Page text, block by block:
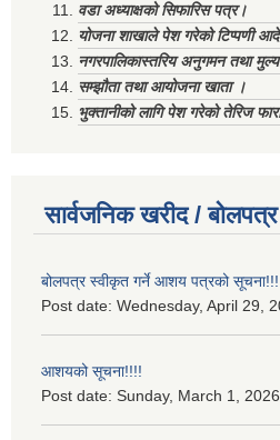
वडा अध्याक्षको सिफारिस पत्र।
योजना शाखाले पेश गरेको टिप्पणी
नगरपालिकास्तरिय अनुगमन तथा
सम्झौता तथा आयोजना खाता ।
भुक्तानीको लागि पेश गरेको तेरिज
सार्वजनिक खरीद /
बोलपत्र स्वीकृत गर्ने आशय पत्रको सूचना!!!
Post date: Wednesday, April 29,
आशयको सूचना!!!!
Post date: Sunday, March 1,